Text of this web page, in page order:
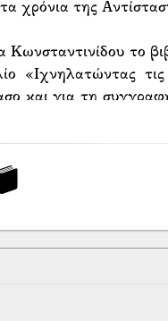
χρόνια της
το
«Ιχνηλατώντας
και για τη
Αφών Κυριακίδη.